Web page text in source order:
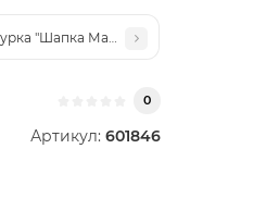
"Шапка Магистра" (Юнион)
0
Артикул: 601846